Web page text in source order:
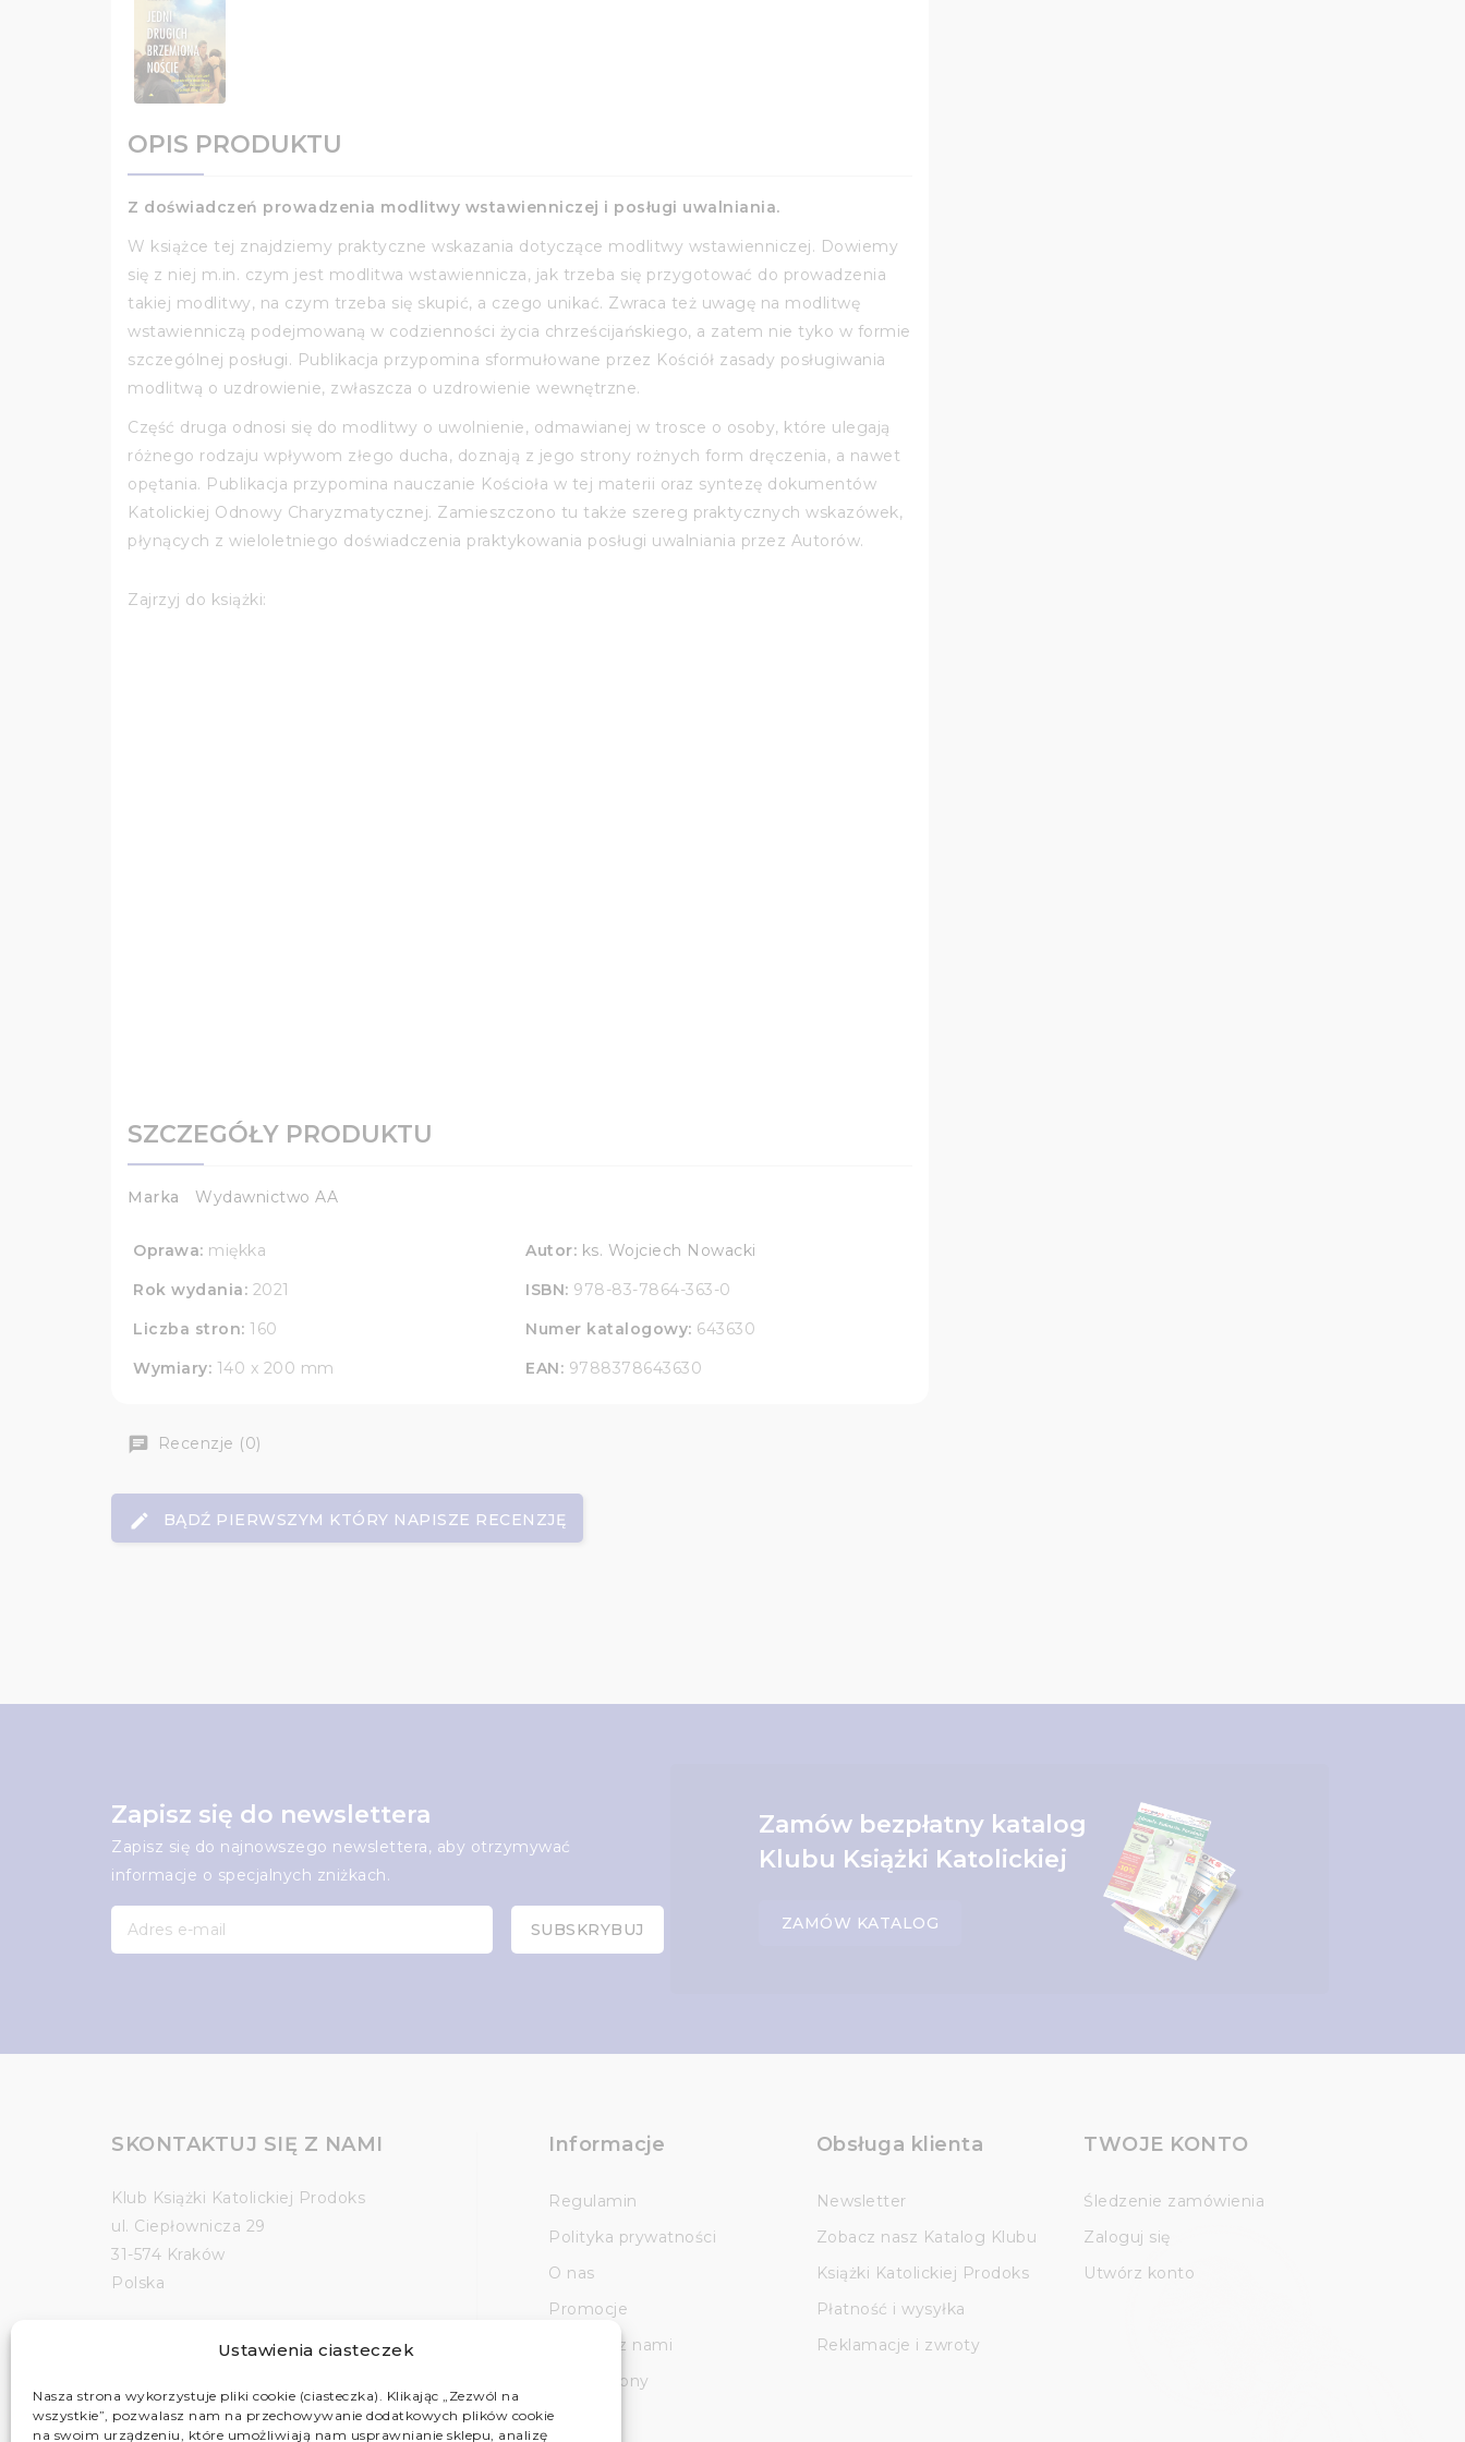
Ustawienia ciasteczek
Nasza strona wykorzystuje pliki cookie (ciasteczka). Klikając „Zezwól na
wszystkie”, pozwalasz nam na przechowywanie dodatkowych plików cookie
na swoim urządzeniu, które umożliwiają nam usprawnianie sklepu, analizę
OPIS PRODUKTU
Z doświadczeń prowadzenia modlitwy wstawienniczej i posługi uwalniania.
W książce tej znajdziemy praktyczne wskazania dotyczące modlitwy wstawienniczej. Dowiemy
się z niej m.in. czym jest modlitwa wstawiennicza, jak trzeba się przygotować do prowadzenia
takiej modlitwy, na czym trzeba się skupić, a czego unikać. Zwraca też uwagę na modlitwę
wstawienniczą podejmowaną w codzienności życia chrześcijańskiego, a zatem nie tyko w formie
szczególnej posługi. Publikacja przypomina sformułowane przez Kościół zasady posługiwania
modlitwą o uzdrowienie, zwłaszcza o uzdrowienie wewnętrzne.
Część druga odnosi się do modlitwy o uwolnienie, odmawianej w trosce o osoby, które ulegają
różnego rodzaju wpływom złego ducha, doznają z jego strony rożnych form dręczenia, a nawet
opętania. Publikacja przypomina nauczanie Kościoła w tej materii oraz syntezę dokumentów
Katolickiej Odnowy Charyzmatycznej. Zamieszczono tu także szereg praktycznych wskazówek,
płynących z wieloletniego doświadczenia praktykowania posługi uwalniania przez Autorów.
Zajrzyj do książki:
SZCZEGÓŁY PRODUKTU
Marka Wydawnictwo AA
Oprawa: miękka Autor: ks. Wojciech Nowacki
Rok wydania: 2021 ISBN: 978-83-7864-363-0
Liczba stron: 160 Numer katalogowy: 643630
Wymiary: 140 x 200 mm EAN: 9788378643630
Recenzje (0)
BĄDŹ PIERWSZYM KTÓRY NAPISZE RECENZJĘ
Zapisz się do newslettera
Zapisz się do najnowszego newslettera, aby otrzymywać
informacje o specjalnych zniżkach.
Zamów bezpłatny katalog
Klubu Książki Katolickiej
ZAMÓW KATALOG
SKONTAKTUJ SIĘ Z NAMI
Klub Książki Katolickiej Prodoks
ul. Ciepłownicza 29
31-574 Kraków
Polska
Masz pytanie?
Informacje
Regulamin
Polityka prywatności
O nas
Promocje
Kontakt z nami
Mapa strony
Obsługa klienta
Newsletter
Zobacz nasz Katalog Klubu
Książki Katolickiej Prodoks
Płatność i wysyłka
Reklamacje i zwroty
TWOJE KONTO
Śledzenie zamówienia
Zaloguj się
Utwórz konto